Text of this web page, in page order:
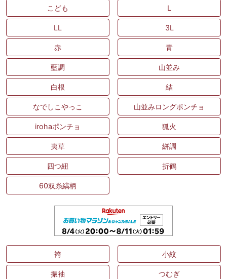
こども L
LL 3L
赤 青
藍調 山並み
白根 結
なでしこやっこ 山並みロングポンチョ
irohaポンチョ 狐火
夷草 絣調
四つ紐 折鶴
60双糸縞柄
袴 小紋
振袖 つむぎ